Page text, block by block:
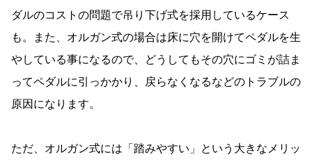
ダルのコストの問題で吊り下げ式を採用しているケース
も。また、オルガン式の場合は床に穴を開けてペダルを生
やしている事になるので、どうしてもその穴にゴミが詰ま
ってペダルに引っかかり、戻らなくなるなどのトラブルの
原因になります。
ただ、オルガン式には「踏みやすい」という大きなメリッ